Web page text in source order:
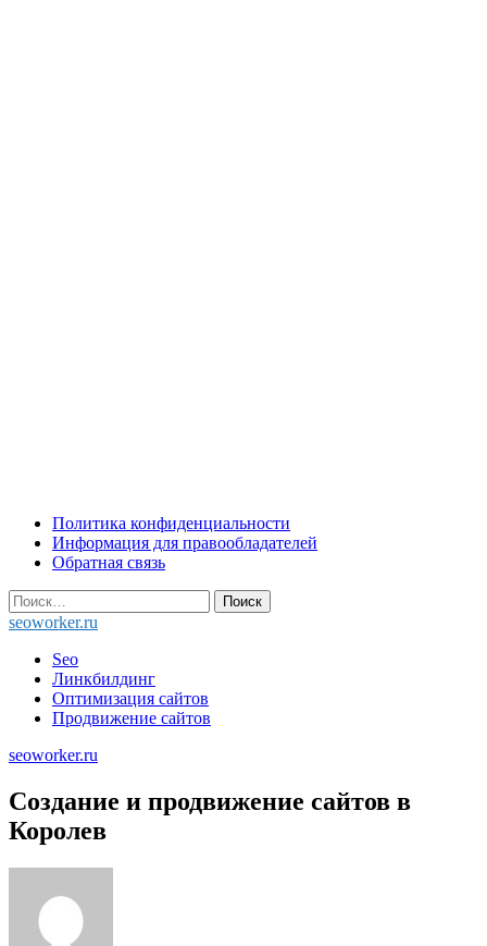
Skip
content
Политика конфиденциальности
Информация для правообладателей
Обратная связь
Найти:
seoworker.ru
Seo
Линкбилдинг
Оптимизация сайтов
Продвижение сайтов
seoworker.ru
Создание и продвижение сайтов в
Королев